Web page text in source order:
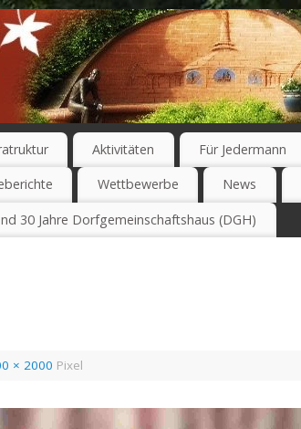
Aktivitäten Für Jedermann
Wettbewerbe News
30 Jahre Dorfgemeinschaftshaus (DGH)
× 2000 Pixel